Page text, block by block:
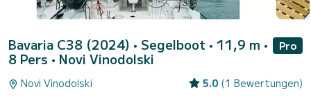
Bavaria C38 (2024) • Segelboot • 11,9 m •
8 Pers • Novi Vinodolski
Pro
Novi Vinodolski 5.0 (1 Bewertungen)